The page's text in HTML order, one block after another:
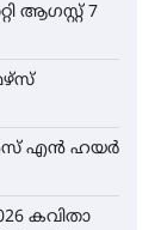
ആഗസ്റ്റ് 7
എൻ ഹയർ
കവിതാ